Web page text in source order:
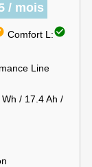
/ mois
Comfort L:check_circle
Line
/ 17.4 Ah /